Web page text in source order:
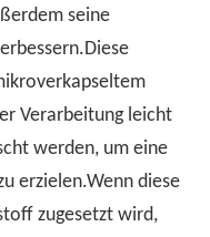
als
seine
Verarbeitung leicht
werden, um eine
erzielen.Wenn diese
zugesetzt wird,